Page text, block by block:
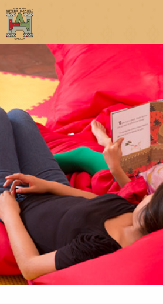
Sobre
Qué
Iniciativas
Acervos y
colecciones
Contacto